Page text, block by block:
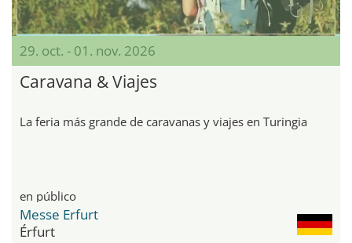
29. oct. - 01. nov. 2026
Caravana & Viajes
La feria más grande de caravanas y viajes en Turingia
en público
Messe Erfurt
Érfurt